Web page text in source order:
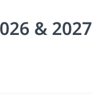
& 2027